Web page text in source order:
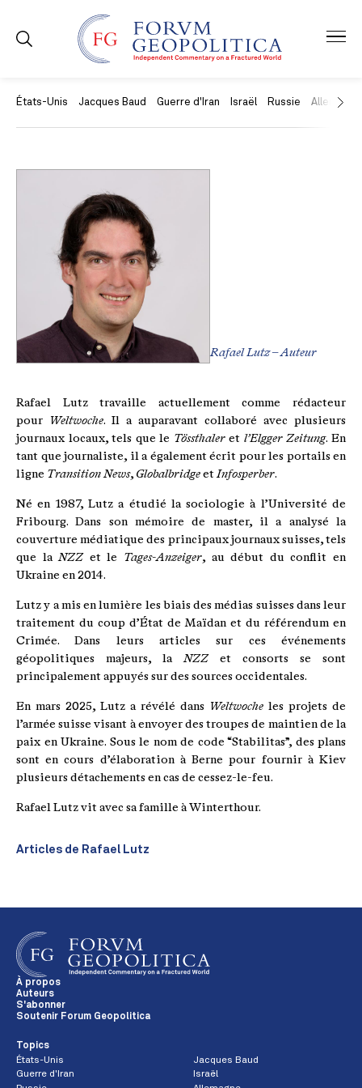
États-Unis Jacques Baud Guerre d'Iran Israël Russie Allemagne
Rafael Lutz – Auteur
Rafael Lutz travaille actuellement comme rédacteur
pour
Weltwoche. Il a auparavant collaboré avec plusieurs
journaux locaux, tels que le Tössthaleret l’Elgger Zeitung. En
tant que journaliste, il a également écrit pour les portails en
ligne Transition News, Globalbridge et Infosperber.
Né en 1987, Lutz a étudié la sociologie à l’Université de
Fribourg. Dans son mémoire de master, il a analysé la
couverture médiatique des principaux journaux suisses, tels
que la NZZet le Tages-Anzeiger, au début du conflit en
Ukraine en 2014.
Lutz y a mis en lumière les biais des médias suisses dans leur
traitement du coup d’État de Maïdan et du référendum en
Crimée. Dans leurs articles sur ces événements
géopolitiques majeurs, la NZZet consorts se sont
principalement appuyés sur des sources occidentales.
En mars 2025, Lutz a révélé dans Weltwoche les projets de
l’armée suisse visant à envoyer des troupes de maintien de la
paix en Ukraine. Sous le nom de code “Stabilitas”, des plans
sont en cours d’élaboration à Berne pour fournir à Kiev
plusieurs détachements en cas de cessez-le-feu.
Rafael Lutz vit avec sa famille à Winterthour.
Articles de Rafael Lutz
À propos
Auteurs
S'abonner
Soutenir Forum Geopolitica
Topics
États-Unis
Jacques Baud
Guerre d'Iran
Israël